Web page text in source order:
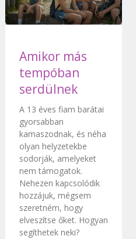
Amikor más
tempóban
serdülnek
A 13 éves fiam barátai
gyorsabban
kamaszodnak, és néha
olyan helyzetekbe
sodorják, amelyeket
nem támogatok.
Nehezen kapcsolódik
hozzájuk, mégsem
szeretném, hogy
elveszítse őket. Hogyan
segíthetek neki?